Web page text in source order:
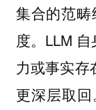
集合的范畴
度。LLM
力或事实存
更深层取